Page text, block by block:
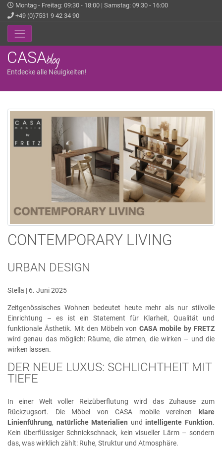
Montag - Freitag: 09:30 - 18:00 | Samstag: 09:30 - 16:00
+49 (0)7531 9 42 34 90
CASAblog
Entdecke alle Neuigkeiten!
CONTEMPORARY LIVING
URBAN DESIGN
Stella | 6. Juni 2025
Zeitgenössisches Wohnen bedeutet heute mehr als nur stilvolle
Einrichtung – es ist ein Statement für Klarheit, Qualität und
funktionale Ästhetik. Mit den Möbeln vonCASA mobile by FRETZ
wird genau das möglich: Räume, die atmen, die wirken – und die
wirken lassen.
DER NEUE LUXUS: SCHLICHTHEIT MIT
TIEFE
In einer Welt voller Reizüberflutung wird das Zuhause zum
Rückzugsort. Die Möbel von CASA mobile vereinen
klare
Linienführung, natürliche Materialien undintelligente Funktion.
Kein überflüssiger Schnickschnack, kein visueller Lärm – sondern
das, was wirklich zählt: Ruhe, Struktur und Atmosphäre.